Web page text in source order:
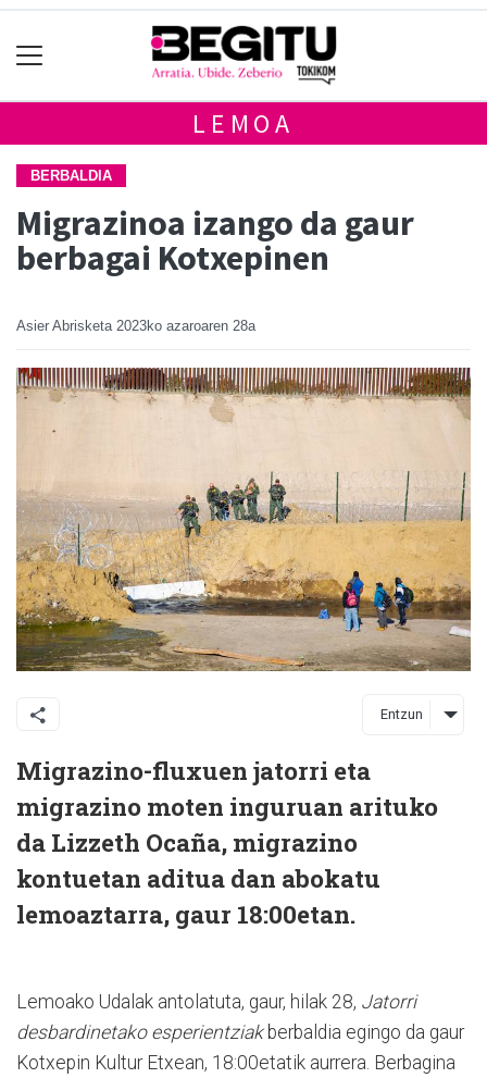
LEMOA
BERBALDIA
Migrazinoa izango da gaur
berbagai Kotxepinen
Asier Abrisketa 2023ko azaroaren 28a
Entzun
Migrazino-fluxuen jatorri eta
migrazino moten inguruan arituko
da Lizzeth Ocaña, migrazino
kontuetan aditua dan abokatu
lemoaztarra, gaur 18:00etan.
Lemoako Udalak antolatuta, gaur, hilak 28, Jatorri
desbardinetako esperientziakberbaldia egingo da gaur
Kotxepin Kultur Etxean, 18:00etatik aurrera. Berbagina